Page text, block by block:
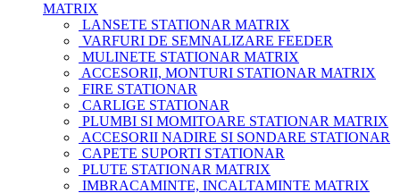
MATRIX
LANSETE STATIONAR MATRIX
VARFURI DE SEMNALIZARE FEEDER
MULINETE STATIONAR MATRIX
ACCESORII, MONTURI STATIONAR MATRIX
FIRE STATIONAR
CARLIGE STATIONAR
PLUMBI SI MOMITOARE STATIONAR MATRIX
ACCESORII NADIRE SI SONDARE STATIONAR
CAPETE SUPORTI STATIONAR
PLUTE STATIONAR MATRIX
IMBRACAMINTE, INCALTAMINTE MATRIX